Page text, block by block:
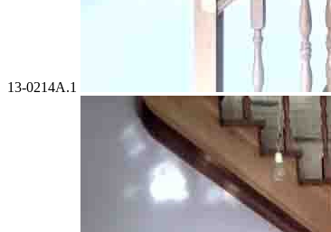
13-0214A.1